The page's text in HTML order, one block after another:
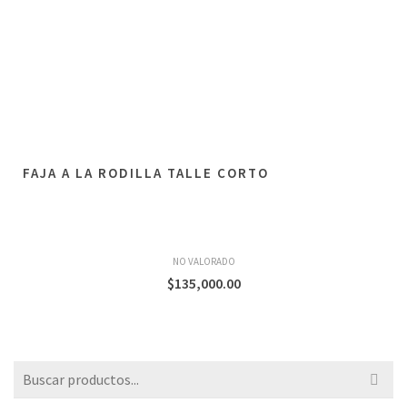
FAJA A LA RODILLA TALLE CORTO
NO VALORADO
$135,000.00
Buscar